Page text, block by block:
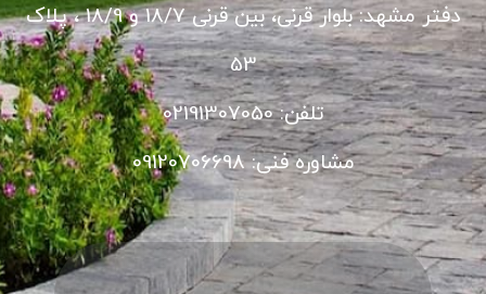
دفتر مشهد: بلوار قرنی، بین قرنی 18/7 و 18/9 ، پلاک
53
تلفن: 02191307050
مشاوره فنی: 09120706698